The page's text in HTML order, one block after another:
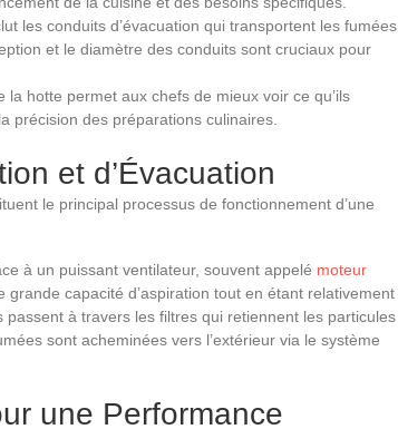
les conduits d’évacuation qui transportent les fumées
et le diamètre des conduits sont cruciaux pour
la hotte permet aux chefs de mieux voir ce qu’ils
précision des préparations culinaires.
et d’Évacuation
le principal processus de fonctionnement d’une
à un puissant ventilateur, souvent appelé moteur
grande capacité d’aspiration tout en étant relativement
à travers les filtres qui retiennent les particules
sont acheminées vers l’extérieur via le système
une Performance